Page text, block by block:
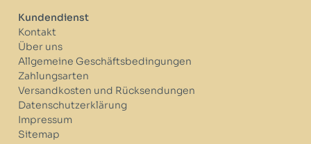
Kundendienst
Kontakt
Über uns
Allgemeine Geschäftsbedingungen
Zahlungsarten
Versandkosten und Rücksendungen
Datenschutzerklärung
Impressum
Sitemap